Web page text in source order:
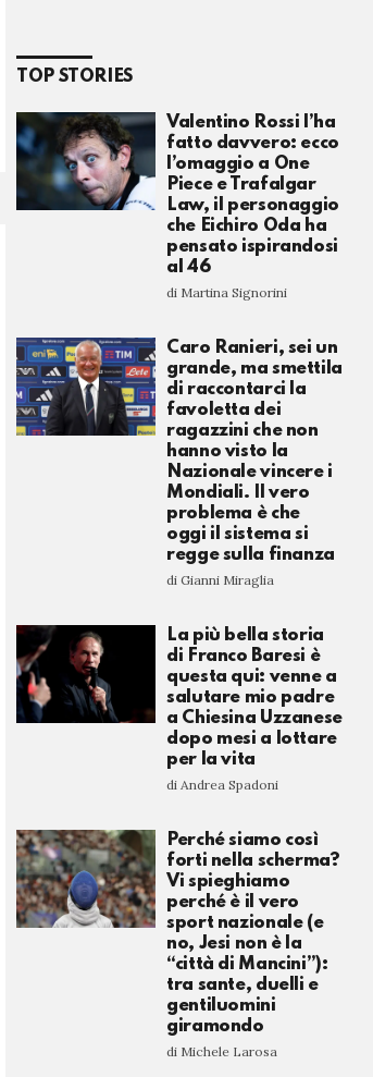
TOP STORIES
Valentino Rossi l’ha
fatto davvero: ecco
l’omaggio a One
Piece e Trafalgar
Law, il personaggio
che Eichiro Oda ha
pensato ispirandosi
al 46
di Martina Signorini
Caro Ranieri, sei un
grande, ma smettila
di raccontarci la
favoletta dei
ragazzini che non
hanno visto la
Nazionale vincere i
Mondiali. Il vero
problema è che
oggi il sistema si
regge sulla finanza
di Gianni Miraglia
La più bella storia
di Franco Baresi è
questa qui: venne a
salutare mio padre
a Chiesina Uzzanese
dopo mesi a lottare
per la vita
di Andrea Spadoni
Perché siamo così
forti nella scherma?
Vi spieghiamo
perché è il vero
sport nazionale (e
no, Jesi non è la
“città di Mancini”):
tra sante, duelli e
gentiluomini
giramondo
di Michele Larosa